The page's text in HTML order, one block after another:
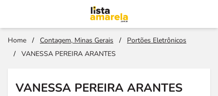
Home / Contagem, Minas Gerais /
Portões Eletrônicos
/
VANESSA PEREIRA ARANTES
VANESSA PEREIRA ARANTES